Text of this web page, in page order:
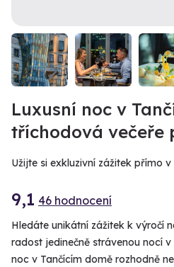
Luxusní noc v
tříchodová večeře
Užijte si exkluzivní zážitek přímo v
9,1 46 hodnocení
Hledáte unikátní zážitek k výročí
radost jedinečně strávenou nocí
noc v Tančícím domě rozhodně